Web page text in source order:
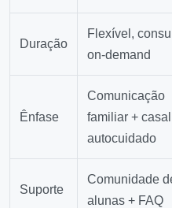
Duração
Flexível,
on‑demand
Ênfase
Comunicação
familiar +
autocuidado
Suporte
Comunidade
alunas + FAQ